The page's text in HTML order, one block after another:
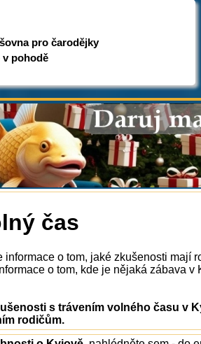
pro čarodějky
v pohodě
čas
informace o tom, jaké zkušenosti mají
o tom, kde je nějaká zábava v
s trávením volného času v
rodičům.